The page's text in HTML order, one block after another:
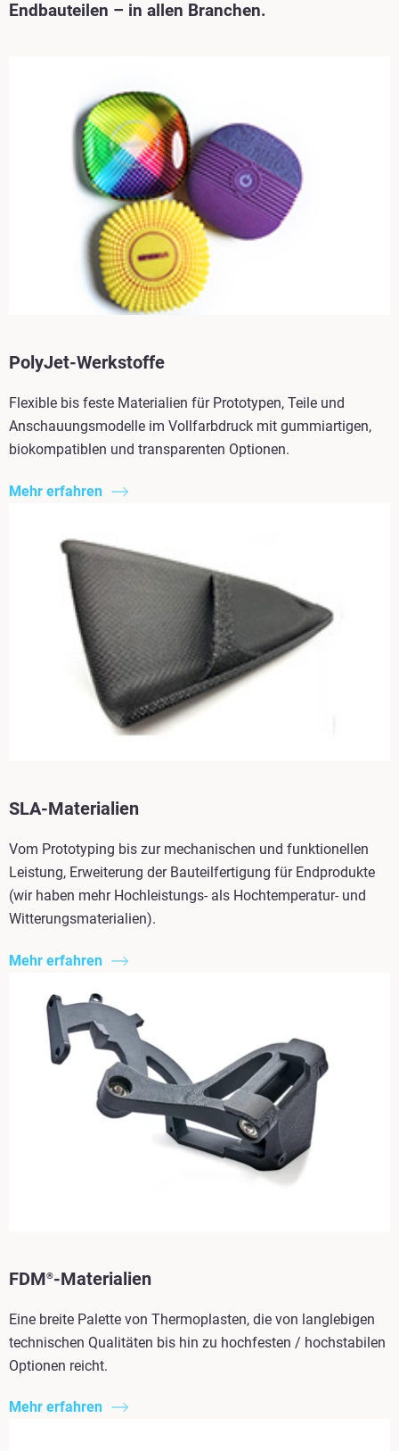
Endbauteilen – in allen Branchen.
PolyJet-Werkstoffe
Flexible bis feste Materialien für Prototypen, Teile und
Anschauungsmodelle im Vollfarbdruck mit gummiartigen,
biokompatiblen und transparenten Optionen.
Mehr erfahren
SLA-Materialien
Vom Prototyping bis zur mechanischen und funktionellen
Leistung, Erweiterung der Bauteilfertigung für Endprodukte
(wir haben mehr Hochleistungs- als Hochtemperatur- und
Witterungsmaterialien).
Mehr erfahren
FDM®-Materialien
Eine breite Palette von Thermoplasten, die von langlebigen
technischen Qualitäten bis hin zu hochfesten / hochstabilen
Optionen reicht.
Mehr erfahren